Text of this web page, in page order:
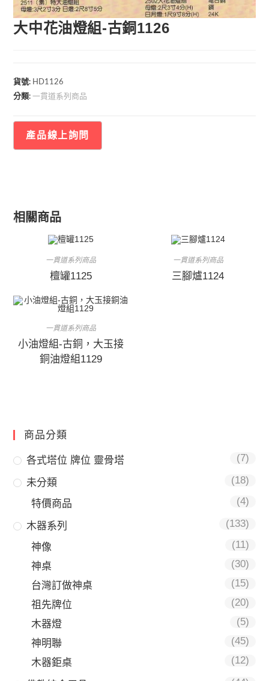
大中花油燈組-古銅1126
貨號: HD1126
分類:一貫道系列商品
相關商品
一貫道系列商品
檀罐1125
一貫道系列商品
三腳爐1124
一貫道系列商品
小油燈組-古銅，大玉接
銅油燈組1129
商品分類
各式塔位 牌位 靈骨塔 (7)
未分類 (18)
特價商品 (4)
木器系列 (133)
神像
(11)
神桌
(30)
台灣訂做神桌
(15)
祖先牌位
(20)
木器燈
(5)
神明聯
(45)
木器鉅桌
(12)